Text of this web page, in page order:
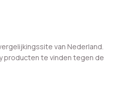
van Nederland.
producten te vinden tegen de